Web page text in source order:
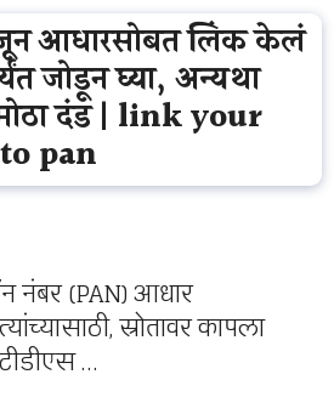
आधारसोबत लिंक केलं
जोडून घ्या, अन्यथा
मोठा दंड | link your
pan
नंबर (PAN) आधार
स्रोतावर कापला
…